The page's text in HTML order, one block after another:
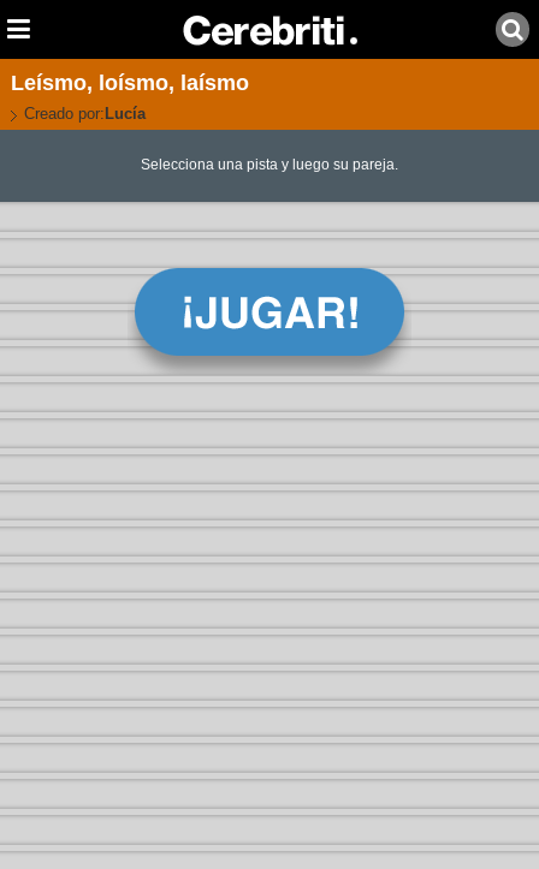
Leísmo, loísmo, laísmo
Creado por: Lucía
Selecciona una pista y luego su pareja.